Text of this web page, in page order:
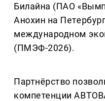
Билайна (ПАО
Анохин на
международном
(ПМЭФ-2026).
Партнёрство
компетенции